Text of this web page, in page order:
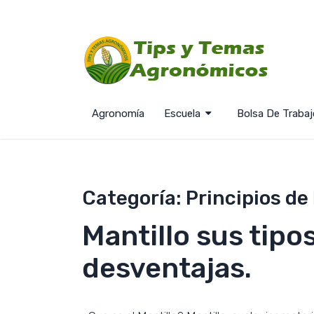
Agronomía Escuela Bolsa De
Categoría: Principios de
Mantillo sus
desventajas.